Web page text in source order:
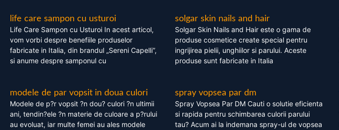
life care sampon cu usturoi
Life Care Sampon cu Usturoi In acest articol,
vom vorbi despre benefiile produselor
fabricate in Italia, din brandul „Sereni Capelli”,
si anume despre samponul cu
solgar skin nails and hair
Solgar Skin Nails and Hair este o gama de
produse cosmetice create special pentru
ingrijirea pielii, unghiilor si parului. Aceste
produse sunt fabricate in Italia
modele de par vopsit in doua culori
Modele de p?r vopsit ?n dou? culori ?n ultimii
ani, tendin?ele ?n materie de culoare a p?rului
au evoluat, iar multe femei au ales modele
spray vopsea par dm
Spray Vopsea Par DM Cauti o solutie eficienta
si rapida pentru schimbarea culorii parului
tau? Acum ai la indemana spray-ul de vopsea